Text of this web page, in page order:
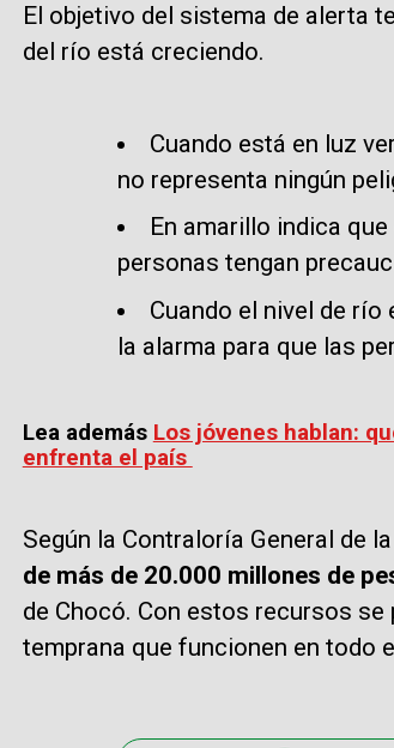
El objetivo del sistema de alerta
del río está creciendo.
Cuando está en luz
no representa ningún
En amarillo indica
personas tengan
Cuando el nivel de río
la alarma para que las
Lea además Los jóvenes hablan:
enfrenta el país
Según la Contraloría General de
de más de 20.000 millones de
de Chocó. Con estos recursos
temprana que funcionen en todo